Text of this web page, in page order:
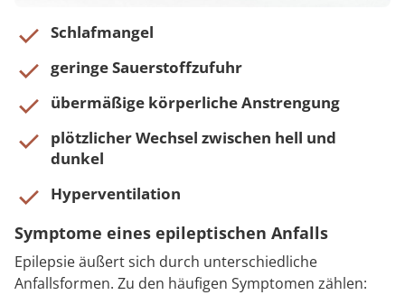
Schlafmangel
geringe Sauerstoffzufuhr
übermäßige körperliche Anstrengung
plötzlicher Wechsel zwischen hell und
dunkel
Hyperventilation
Symptome eines epileptischen Anfalls
Epilepsie äußert sich durch unterschiedliche
Anfallsformen. Zu den häufigen Symptomen zählen: